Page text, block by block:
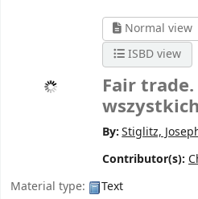
Normal view
ISBD view
Fair trade.
wszystkich
By:Stiglitz,
Contributor(s):
Material type:
Text